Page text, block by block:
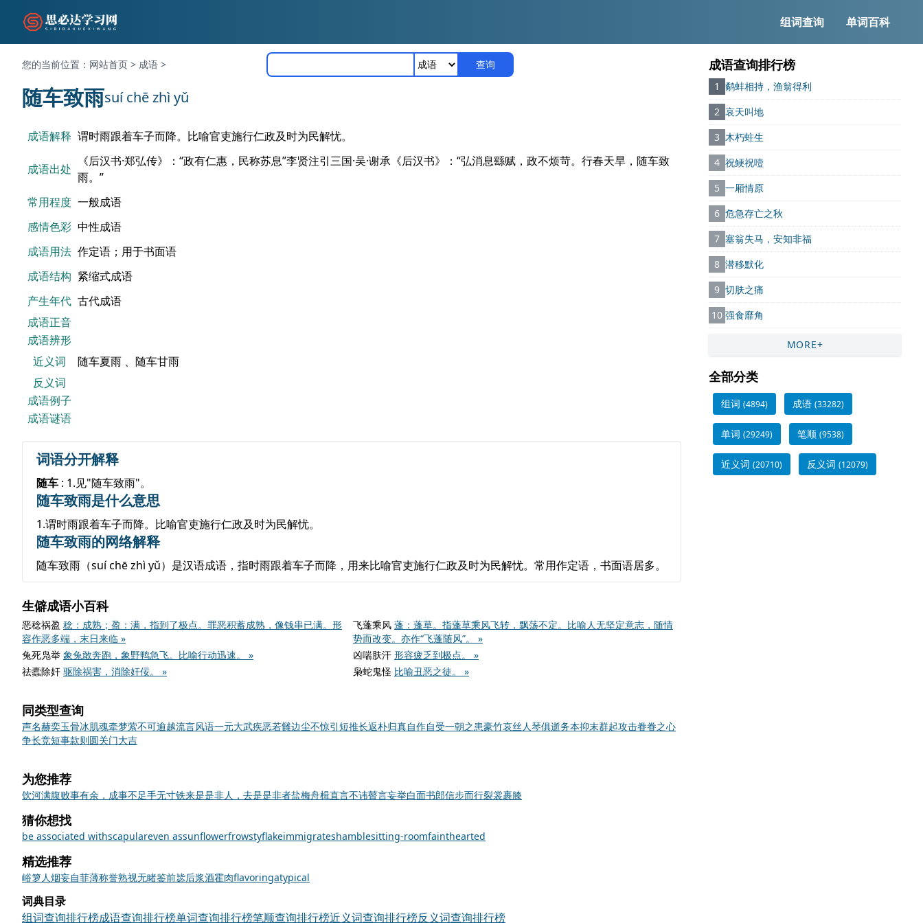
组词查询 单词百科
您的当前位置： 网站首页 > 成语 > 查询
随车致雨suí chē zhì yǔ
成语解释 谓时雨跟着车子而降。比喻官吏施行仁政及时为民解忧。
成语出处
《后汉书·郑弘传》：“政有仁惠，民称苏息”李贤注引三国·吴·谢承《后汉书》：“弘消息繇赋，政不烦苛。行春天旱，随车致
雨。”
常用程度 一般成语
感情色彩 中性成语
成语用法 作定语；用于书面语
成语结构 紧缩式成语
产生年代 古代成语
成语正音
成语辨形
近义词
随车夏雨 、随车甘雨
反义词
成语例子
成语谜语
词语分开解释
随车 : 1.见"随车致雨"。
随车致雨是什么意思
1.谓时雨跟着车子而降。比喻官吏施行仁政及时为民解忧。
随车致雨的网络解释
随车致雨（suí chē zhì yǔ）是汉语成语，指时雨跟着车子而降，用来比喻官吏施行仁政及时为民解忧。常用作定语，书面语居多。
生僻成语小百科
恶稔祸盈 稔：成熟；盈：满，指到了极点。罪恶积蓄成熟，像钱串已满。形
容作恶多端，末日来临 »
飞蓬乘风 蓬：蓬草。指蓬草乘风飞转，飘荡不定。比喻人无坚定意志，随情
势而改变。亦作“飞蓬随风”。 »
兔死凫举 象兔敢奔跑，象野鸭急飞。比喻行动迅速。 » 凶喘肤汗 形容疲乏到极点。 »
祛蠹除奸 驱除祸害，消除奸佞。 » 枭蛇鬼怪 比喻丑恶之徒。 »
同类型查询
声名赫奕玉骨冰肌魂牵梦萦不可逾越流言风语一元大武疾恶若雠边尘不惊引短推长返朴归真自作自受一朝之患豪竹哀丝人琴俱逝务本抑末群起攻击眷眷之心
争长竞短事款则圆关门大吉
为您推荐
饮河满腹败事有余，成事不足手无寸铁来是是非人，去是是非者盐梅舟楫直言不讳瞽言妄举白面书郎信步而行裂裳裹膝
猜你想找
be associated withscapulareven assunflowerfrowstyflakeimmigrateshamblesitting-roomfainthearted
精选推荐
峪箩人烟妄自菲薄称誉熟视无睹鉴前毖后浆酒霍肉flavoringatypical
词典目录
组词查询排行榜成语查询排行榜单词查询排行榜笔顺查询排行榜近义词查询排行榜反义词查询排行榜
成语查询排行榜
1 鹬蚌相持，渔翁得利
2 哀天叫地
3 木朽蛀生
4 祝鲠祝噎
5 一厢情原
6 危急存亡之秋
7 塞翁失马，安知非福
8 潜移默化
9 切肤之痛
10 强食靡角
MORE+
全部分类
组词 (4894) 成语 (33282)
单词 (29249) 笔顺 (9538)
近义词 (20710) 反义词 (12079)